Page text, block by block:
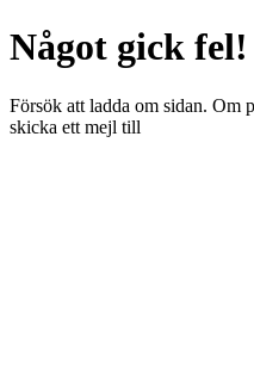
Något gick fel!
Försök att ladda om sidan. Om
skicka ett mejl till